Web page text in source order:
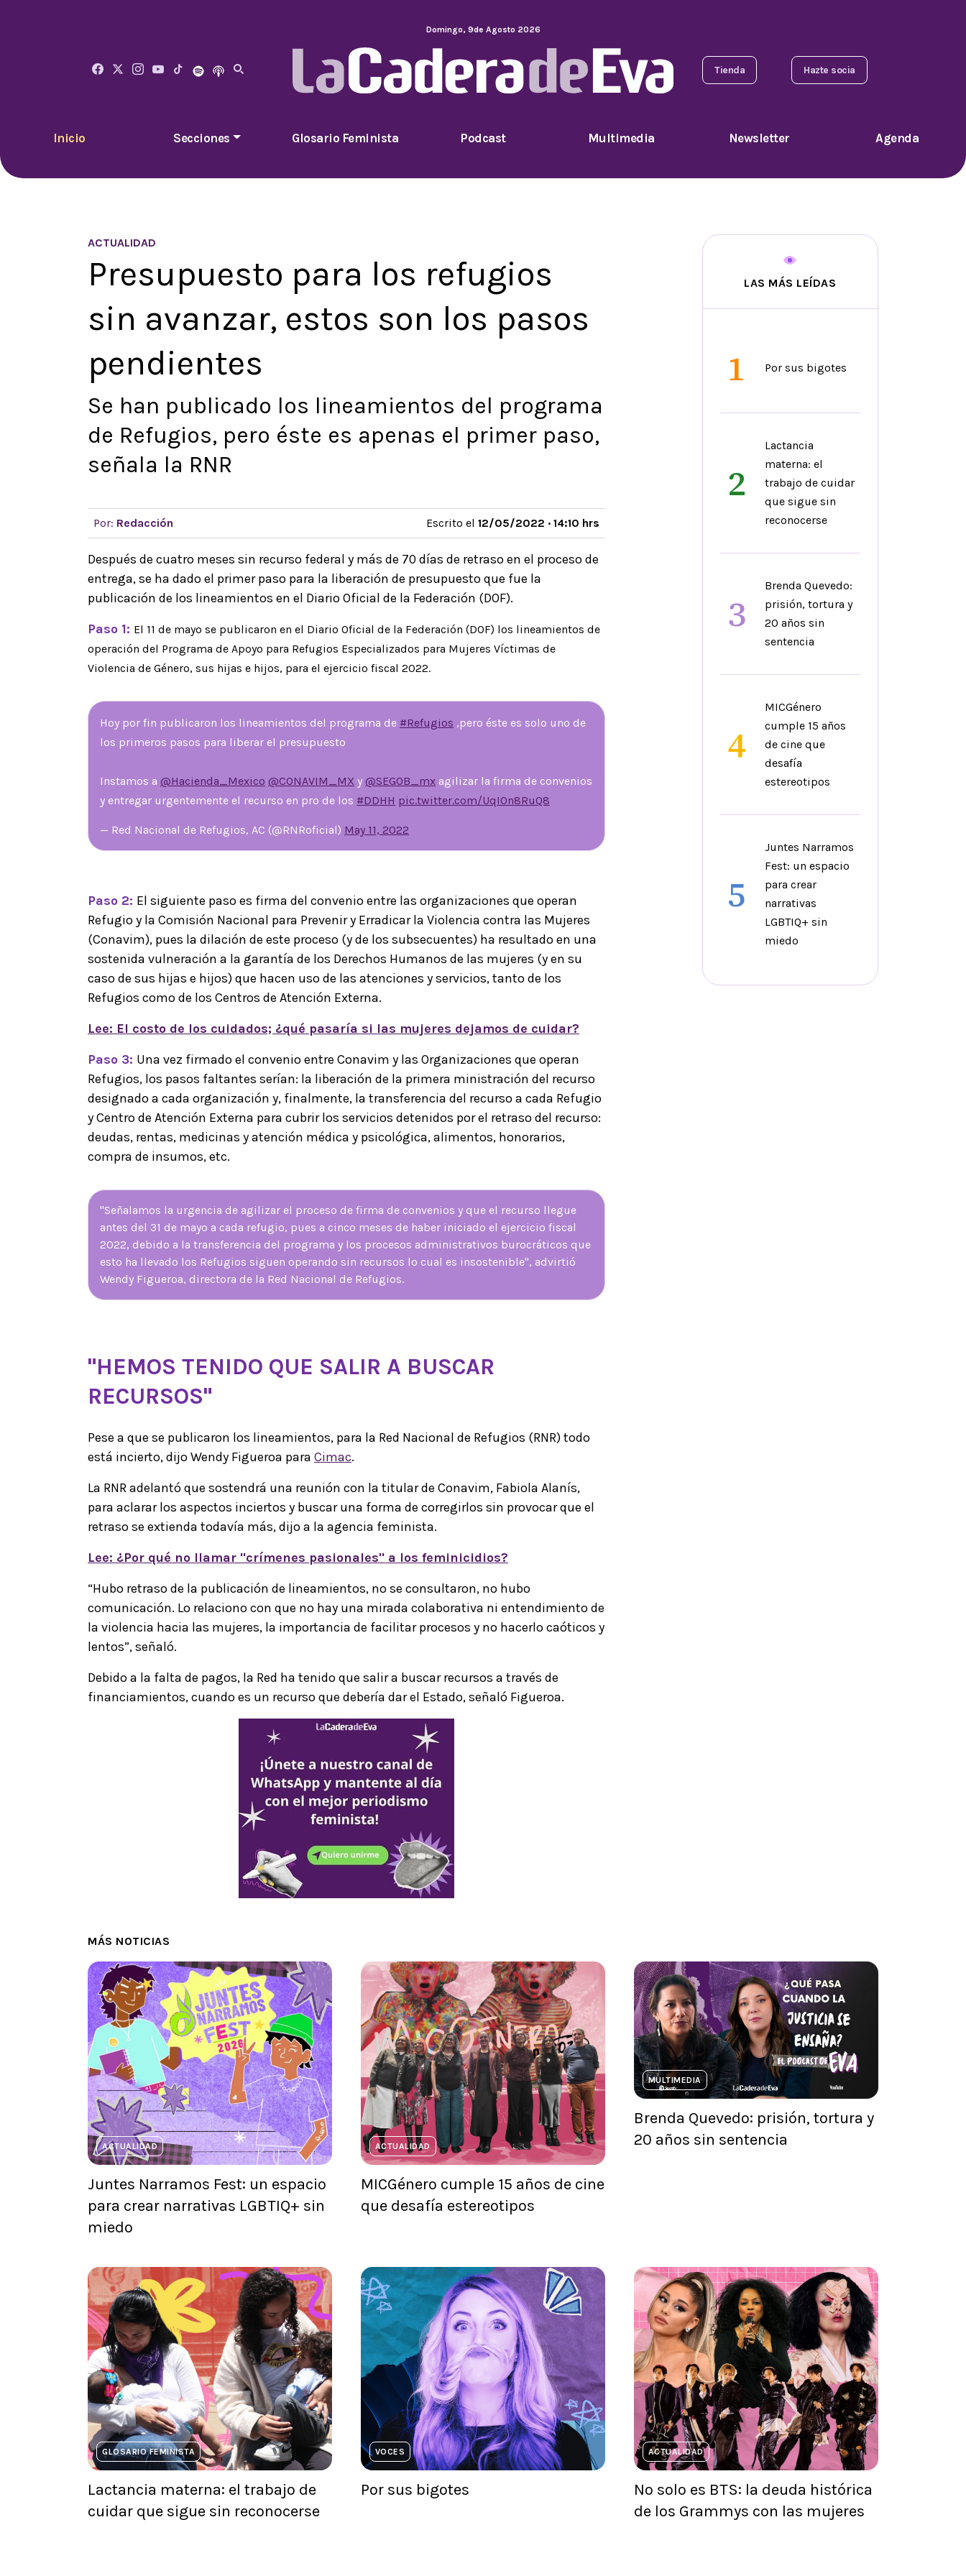
Domingo, 9de Agosto 2026
Tienda Hazte socia
Inicio Secciones Glosario Feminista Podcast Multimedia Newsletter Agenda
ACTUALIDAD
Presupuesto para los refugios
sin avanzar, estos son los pasos
pendientes
Se han publicado los lineamientos del programa
de Refugios, pero éste es apenas el primer paso,
señala la RNR
Por: Redacción Escrito el 12/05/2022 · 14:10 hrs
Después de cuatro meses sin recurso federal y más de 70 días de retraso en el proceso de
entrega, se ha dado el primer paso para la liberación de presupuesto que fue la
publicación de los lineamientos en el Diario Oficial de la Federación (DOF).
Paso 1: El 11 de mayo se publicaron en el Diario Oficial de la Federación (DOF) los lineamientos de
operación del Programa de Apoyo para Refugios Especializados para Mujeres Víctimas de
Violencia de Género, sus hijas e hijos, para el ejercicio fiscal 2022.
Hoy por fin publicaron los lineamientos del programa de #Refugios ,pero éste es solo uno de
los primeros pasos para liberar el presupuesto
Instamos a @Hacienda_Mexico @CONAVIM_MX y @SEGOB_mx agilizar la firma de convenios
y entregar urgentemente el recurso en pro de los #DDHH pic.twitter.com/UqIOn8RuQ8
— Red Nacional de Refugios, AC (@RNRoficial) May 11, 2022
Paso 2: El siguiente paso es firma del convenio entre las organizaciones que operan
Refugio y la Comisión Nacional para Prevenir y Erradicar la Violencia contra las Mujeres
(Conavim), pues la dilación de este proceso (y de los subsecuentes) ha resultado en una
sostenida vulneración a la garantía de los Derechos Humanos de las mujeres (y en su
caso de sus hijas e hijos) que hacen uso de las atenciones y servicios, tanto de los
Refugios como de los Centros de Atención Externa.
Lee: El costo de los cuidados; ¿qué pasaría si las mujeres dejamos de cuidar?
Paso 3: Una vez firmado el convenio entre Conavim y las Organizaciones que operan
Refugios, los pasos faltantes serían: la liberación de la primera ministración del recurso
designado a cada organización y, finalmente, la transferencia del recurso a cada Refugio
y Centro de Atención Externa para cubrir los servicios detenidos por el retraso del recurso:
deudas, rentas, medicinas y atención médica y psicológica, alimentos, honorarios,
compra de insumos, etc.
"Señalamos la urgencia de agilizar el proceso de firma de convenios y que el recurso llegue
antes del 31 de mayo a cada refugio, pues a cinco meses de haber iniciado el ejercicio fiscal
2022, debido a la transferencia del programa y los procesos administrativos burocráticos que
esto ha llevado los Refugios siguen operando sin recursos lo cual es insostenible", advirtió
Wendy Figueroa, directora de la Red Nacional de Refugios.
"HEMOS TENIDO QUE SALIR A BUSCAR
RECURSOS"
Pese a que se publicaron los lineamientos, para la Red Nacional de Refugios (RNR) todo
está incierto, dijo Wendy Figueroa para Cimac.
La RNR adelantó que sostendrá una reunión con la titular de Conavim, Fabiola Alanís,
para aclarar los aspectos inciertos y buscar una forma de corregirlos sin provocar que el
retraso se extienda todavía más, dijo a la agencia feminista.
Lee: ¿Por qué no llamar "crímenes pasionales" a los feminicidios?
“Hubo retraso de la publicación de lineamientos, no se consultaron, no hubo
comunicación. Lo relaciono con que no hay una mirada colaborativa ni entendimiento de
la violencia hacia las mujeres, la importancia de facilitar procesos y no hacerlo caóticos y
lentos”, señaló.
Debido a la falta de pagos, la Red ha tenido que salir a buscar recursos a través de
financiamientos, cuando es un recurso que debería dar el Estado, señaló Figueroa.
LAS MÁS LEÍDAS
1 Por sus bigotes
2
Lactancia
materna: el
trabajo de cuidar
que sigue sin
reconocerse
3
Brenda Quevedo:
prisión, tortura y
20 años sin
sentencia
4
MICGénero
cumple 15 años
de cine que
desafía
estereotipos
5
Juntes Narramos
Fest: un espacio
para crear
narrativas
LGBTIQ+ sin
miedo
MÁS NOTICIAS
ACTUALIDAD
Juntes Narramos Fest: un espacio
para crear narrativas LGBTIQ+ sin
miedo
ACTUALIDAD
MICGénero cumple 15 años de cine
que desafía estereotipos
MULTIMEDIA
Brenda Quevedo: prisión, tortura y
20 años sin sentencia
GLOSARIO FEMINISTA
Lactancia materna: el trabajo de
cuidar que sigue sin reconocerse
VOCES
Por sus bigotes
ACTUALIDAD
No solo es BTS: la deuda histórica
de los Grammys con las mujeres